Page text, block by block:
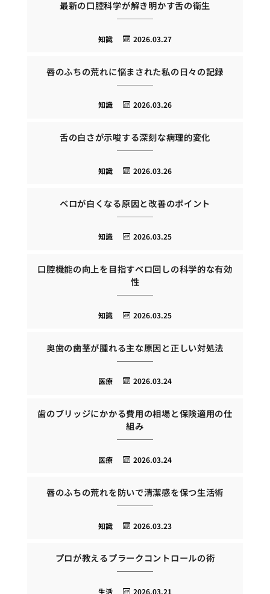
最新の口腔科学が解き明かす舌の衛生
2026.03.27
知識
唇のふちの荒れに悩まされた私の日々の記録
2026.03.26
知識
舌の白さが示唆する深刻な病理的変化
2026.03.26
知識
ベロが白くなる原因と改善のポイント
2026.03.25
知識
口腔機能の向上を目指すベロ回しの科学的な有効
性
2026.03.25
知識
奥歯の歯茎が腫れる主な原因と正しい対処法
2026.03.24
医療
歯のブリッジにかかる費用の相場と保険適用の仕
組み
2026.03.24
医療
唇のふちの荒れを防いで清潔感を保つ生活術
2026.03.23
知識
プロが教えるプラークコントロールの術
2026.03.21
生活